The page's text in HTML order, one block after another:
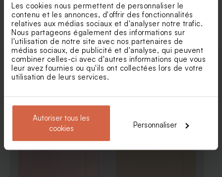
Les cookies nous permettent de personnaliser le
contenu et les annonces, d'offrir des fonctionnalités
relatives aux médias sociaux et d'analyser notre trafic.
Nous partageons également des informations sur
l'utilisation de notre site avec nos partenaires de
médias sociaux, de publicité et d'analyse, qui peuvent
combiner celles-ci avec d'autres informations que vous
leur avez fournies ou qu'ils ont collectées lors de votre
utilisation de leurs services.
Autoriser tous les
cookies
Personnaliser
Voir toute la collection Faire-part mariage
Enveloppes